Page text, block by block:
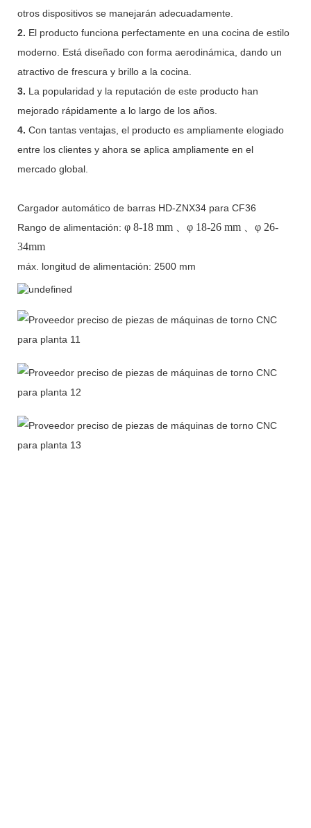
otros dispositivos se manejarán adecuadamente.
2. El producto funciona perfectamente en una cocina de estilo
moderno. Está diseñado con forma aerodinámica, dando un
atractivo de frescura y brillo a la cocina.
3. La popularidad y la reputación de este producto han
mejorado rápidamente a lo largo de los años.
4. Con tantas ventajas, el producto es ampliamente elogiado
entre los clientes y ahora se aplica ampliamente en el
mercado global.
Cargador automático de barras HD-ZNX34 para CF36
Rango de alimentación: φ 8-18 mm 、φ 18-26 mm 、φ 26-
34mm
máx. longitud de alimentación: 2500 mm